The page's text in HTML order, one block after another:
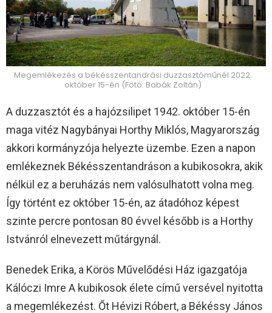
Megemlékezés a békésszentandrási duzzasztóműnél 2022.
október 15-én (Fotó: Babák Zoltán)
A duzzasztót és a hajózsilipet 1942. október 15-én
maga vitéz Nagybányai Horthy Miklós, Magyarország
akkori kormányzója helyezte üzembe. Ezen a napon
emlékeznek Békésszentandráson a kubikosokra, akik
nélkül ez a beruházás nem valósulhatott volna meg.
Így történt ez október 15-én, az átadóhoz képest
szinte percre pontosan 80 évvel később is a Horthy
Istvánról elnevezett műtárgynál.
Benedek Erika, a Körös Művelődési Ház igazgatója
Kálóczi Imre A kubikosok élete című versével nyitotta
a megemlékezést. Őt Hévizi Róbert, a Békéssy János